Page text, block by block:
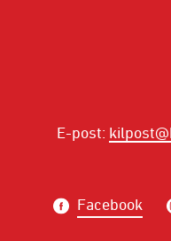
E-post:
Facebook